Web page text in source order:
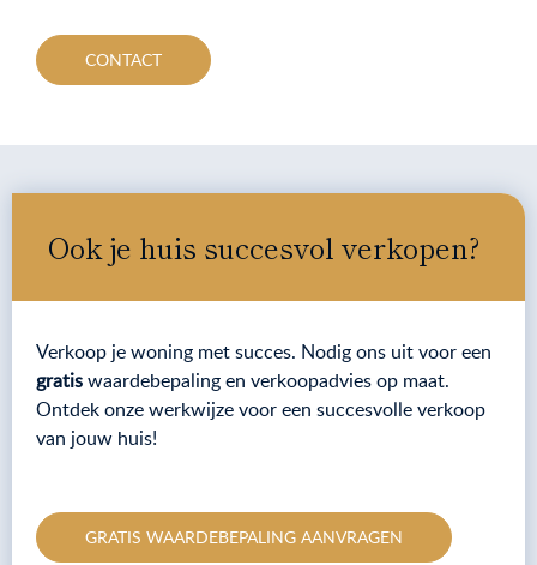
CONTACT
Ook je huis succesvol verkopen?
Verkoop je woning met succes. Nodig ons uit voor een
gratiswaardebepaling en verkoopadvies op maat.
Ontdek onze werkwijze voor een succesvolle verkoop
van jouw huis!
GRATIS WAARDEBEPALING AANVRAGEN